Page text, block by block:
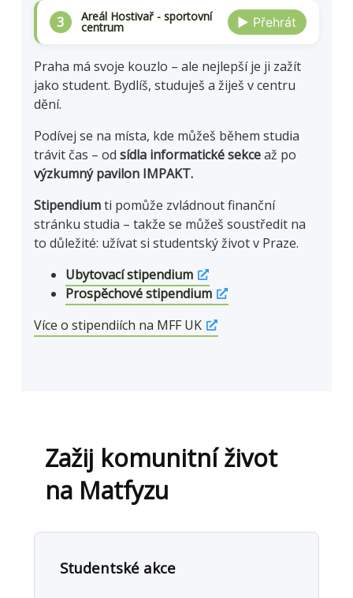
3 Areál Hostivař - sportovní
centrum ▶︎ Přehrát
Praha má svoje kouzlo – ale nejlepší je ji zažít
jako student. Bydlíš, studuješ a žiješ v centru
dění.
Podívej se na místa, kde můžeš během studia
trávit čas – od sídla informatické sekceaž po
výzkumný pavilon IMPAKT.
Stipendiumti pomůže zvládnout finanční
stránku studia – takže se můžeš soustředit na
to důležité: užívat si studentský život v Praze.
Ubytovací stipendium
Prospěchové stipendium
Více o stipendiích na MFF UK
Zažij komunitní život
na Matfyzu
Studentské akce